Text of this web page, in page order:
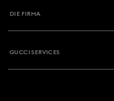
DIE FIRMA
GUCCI SERVICES